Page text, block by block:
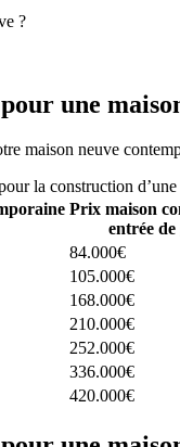
?
une
maison neuve
la construction
Prix maison
entrée de
84.000€
105.000€
168.000€
210.000€
252.000€
336.000€
420.000€